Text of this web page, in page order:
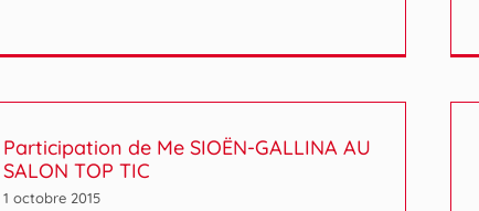
Participation de Me SIOËN-GALLINA AU
SALON TOP TIC
1 octobre 2015